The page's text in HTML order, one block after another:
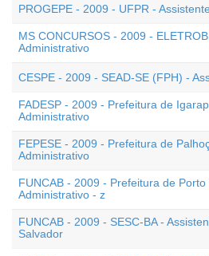
PROGEPE - 2009 - UFPR -
MS CONCURSOS - 2009 -
Administrativo
CESPE - 2009 - SEAD-SE (FPH) -
FADESP - 2009 - Prefeitura de
Administrativo
FEPESE - 2009 - Prefeitura de
Administrativo
FUNCAB - 2009 - Prefeitura de
Administrativo - z
FUNCAB - 2009 - SESC-BA -
Salvador